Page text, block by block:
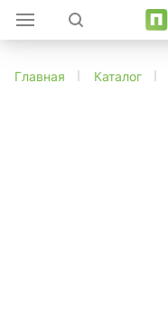
Главная Каталог